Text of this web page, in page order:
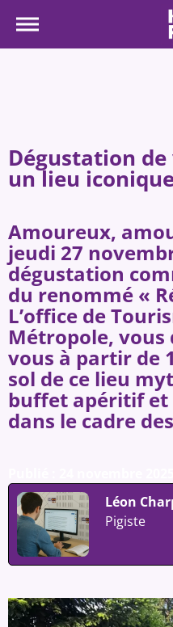
Dégustation
un lieu
Amoureux,
jeudi 27
dégustation
du renommé «
L’office de
Métropole, vous
vous à partir de
sol de ce lieu
buffet apéritif et
dans le cadre
Léon
Pigiste